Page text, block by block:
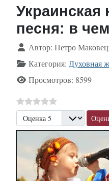
Украинская
песня: в
Информация о
Автор: Петро
Категория: Духовная
Просмотров: 8599
Пожалуйста, оцените